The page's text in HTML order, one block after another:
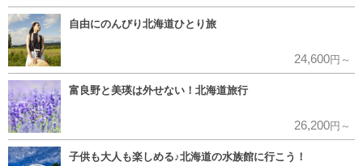
自由にのんびり北海道ひとり旅
24,600円～
富良野と美瑛は外せない！北海道旅行
26,200円～
子供も大人も楽しめる♪北海道の水族館に行こう！